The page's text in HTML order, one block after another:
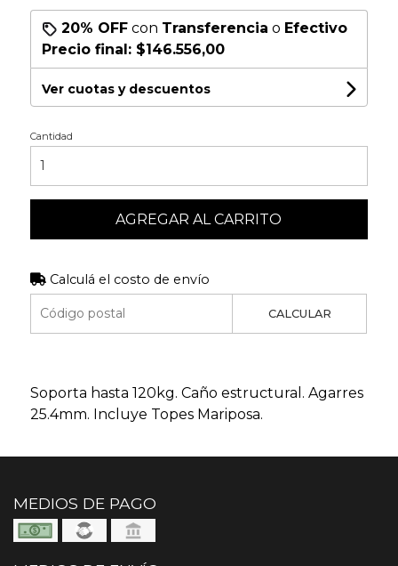
20% OFFcon Transferencia o Efectivo
Precio final: $146.556,00
Ver cuotas y descuentos
Cantidad
AGREGAR AL CARRITO
Calculá el costo de envío
CALCULAR
Soporta hasta 12 0kg. Caño estructural. Agarres
25.4mm. Incluye Topes Mariposa.
MEDIOS DE PAGO